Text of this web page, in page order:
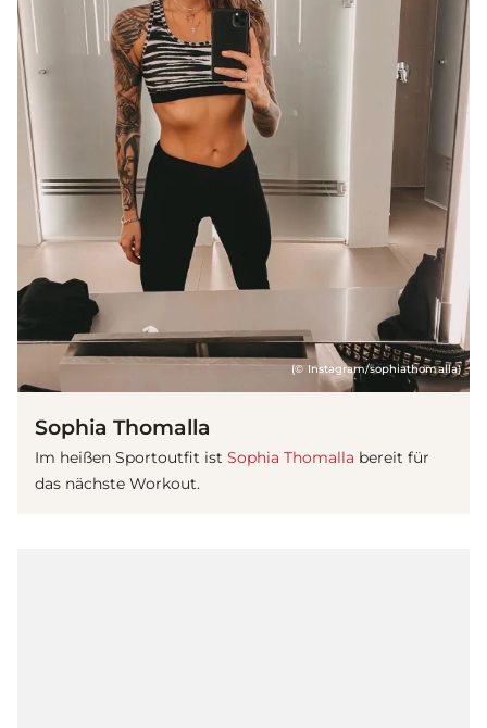
(© Instagram/sophiathomalla)
Sophia Thomalla
Im heißen Sportoutfit ist Sophia Thomalla bereit für
das nächste Workout.